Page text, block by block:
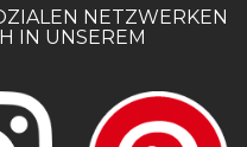
NETZWERKEN
IN UNSEREM